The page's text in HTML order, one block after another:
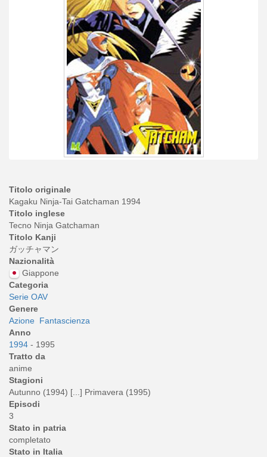
Titolo originale
Kagaku Ninja-Tai Gatchaman 1994
Titolo inglese
Tecno Ninja Gatchaman
Titolo Kanji
ガッチャマン
Nazionalità
Giappone
Categoria
Serie OAV
Genere
Azione Fantascienza
Anno
1994 - 1995
Tratto da
anime
Stagioni
Autunno (1994) [...] Primavera (1995)
Episodi
3
Stato in patria
completato
Stato in Italia